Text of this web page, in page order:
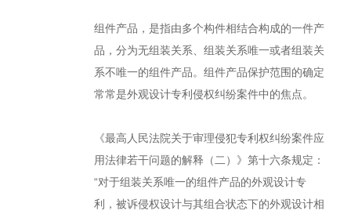
组件产品，是指由多个构件相结合构成的一件产
品，分为无组装关系、组装关系唯一或者组装关
系不唯一的组件产品。组件产品保护范围的确定
常常是外观设计专利侵权纠纷案件中的焦点。
《最高人民法院关于审理侵犯专利权纠纷案件应
用法律若干问题的解释（二）》第十六条规定：
“对于组装关系唯一的组件产品的外观设计专
利，被诉侵权设计与其组合状态下的外观设计相